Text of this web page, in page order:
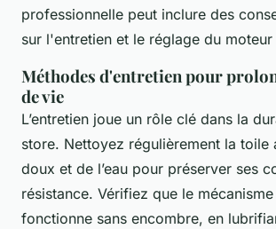
professionnelle peut inclure des
sur l'entretien et le réglage du
Méthodes d'entretien pour
de vie
L’entretien joue un rôle clé dans la
store. Nettoyez régulièrement la toile
doux et de l’eau pour préserver ses
résistance. Vérifiez que le
fonctionne sans encombre, en